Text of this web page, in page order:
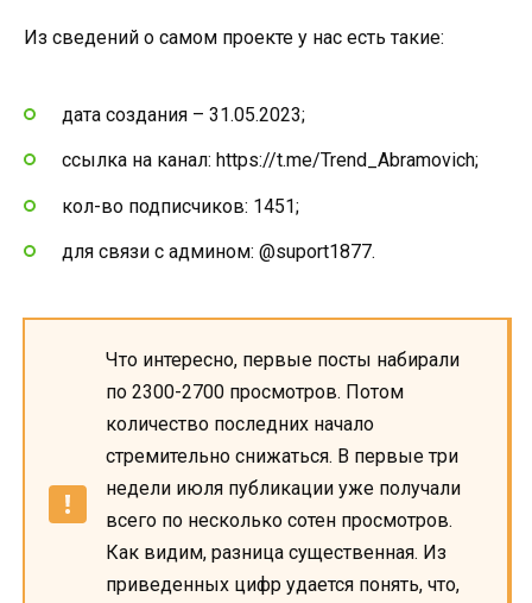
Из сведений о самом проекте у нас есть такие:
дата создания – 31.05.2023;
ссылка на канал: https://t.me/Trend_Abramovich;
кол-во подписчиков: 1451;
для связи с админом: @suport1877.
Что интересно, первые посты набирали
по 2300-2700 просмотров. Потом
количество последних начало
стремительно снижаться. В первые три
недели июля публикации уже получали
всего по несколько сотен просмотров.
Как видим, разница существенная. Из
приведенных цифр удается понять, что,